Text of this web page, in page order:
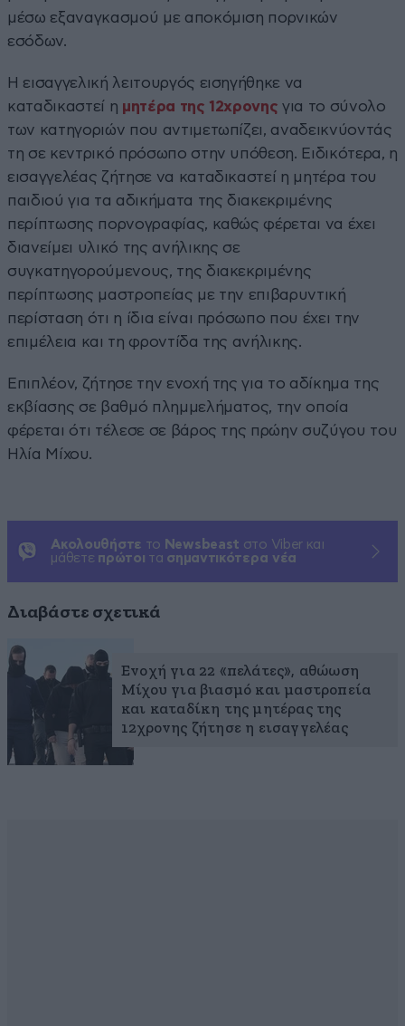
μέσω εξαναγκασμού με αποκόμιση πορνικών
εσόδων.
Η εισαγγελική λειτουργός εισηγήθηκε να
καταδικαστεί η μητέρα της 12χρονης για το σύνολο
των κατηγοριών που αντιμετωπίζει, αναδεικνύοντάς
τη σε κεντρικό πρόσωπο στην υπόθεση. Ειδικότερα, η
εισαγγελέας ζήτησε να καταδικαστεί η μητέρα του
παιδιού για τα αδικήματα της διακεκριμένης
περίπτωσης πορνογραφίας, καθώς φέρεται να έχει
διανείμει υλικό της ανήλικης σε
συγκατηγορούμενους, της διακεκριμένης
περίπτωσης μαστροπείας με την επιβαρυντική
περίσταση ότι η ίδια είναι πρόσωπο που έχει την
επιμέλεια και τη φροντίδα της ανήλικης.
Επιπλέον, ζήτησε την ενοχή της για το αδίκημα της
εκβίασης σε βαθμό πλημμελήματος, την οποία
φέρεται ότι τέλεσε σε βάρος της πρώην συζύγου του
Ηλία Μίχου.
Ακολουθήστε το Newsbeast στο Viber και
μάθετε πρώτοι τα σημαντικότερα νέα
Διαβάστε σχετικά
Ενοχή για 22 «πελάτες», αθώωση
Μίχου για βιασμό και μαστροπεία
και καταδίκη της μητέρας της
12χρονης ζήτησε η εισαγγελέας